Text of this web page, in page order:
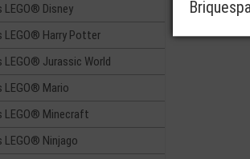
LEGO® Disney
LEGO® Harry Potter
LEGO® Jurassic World
LEGO® Mario
LEGO® Minecraft
LEGO® Ninjago